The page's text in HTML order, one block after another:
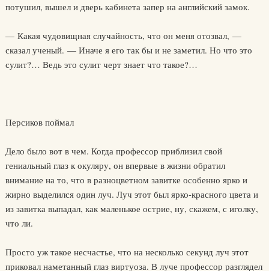
потушил, вышел и дверь кабинета запер на английский замок.
— Какая чудовищная случайность, что он меня отозвал, —
сказал ученый. — Иначе я его так бы и не заметил. Но что это
сулит?… Ведь это сулит черт знает что такое?…
Персиков поймал
Дело было вот в чем. Когда профессор приблизил свой
гениальный глаз к окуляру, он впервые в жизни обратил
внимание на то, что в разноцветном завитке особенно ярко и
жирно выделился один луч. Луч этот был ярко-красного цвета и
из завитка выпадал, как маленькое острие, ну, скажем, с иголку,
что ли.
Просто уж такое несчастье, что на несколько секунд луч этот
приковал наметанный глаз виртуоза. В луче профессор разглядел